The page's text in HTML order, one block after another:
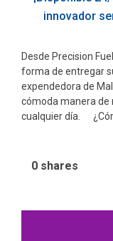
innovador
Desde Precision
forma de entregar
expendedora de
cómoda manera
cualquier día.
0 shares